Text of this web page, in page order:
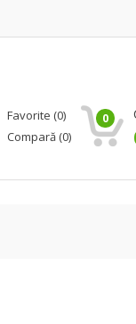
Favorite (0)
Compară (0)
0